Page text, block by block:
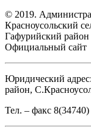
© 2019.
Красноусольский
Гафурийский район
Официальный сайт
Юридический
район,
Тел. – факс